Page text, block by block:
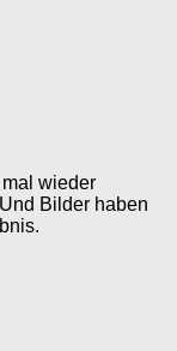
wieder
Bilder haben